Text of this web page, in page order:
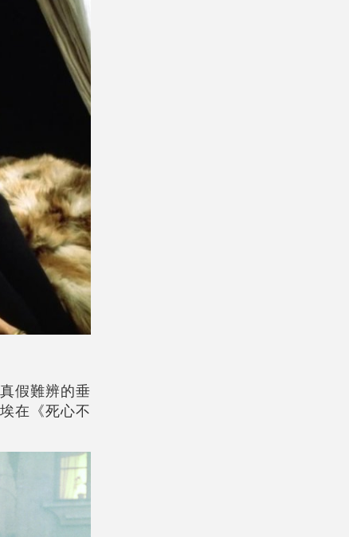
假難辨的垂
在《死心不